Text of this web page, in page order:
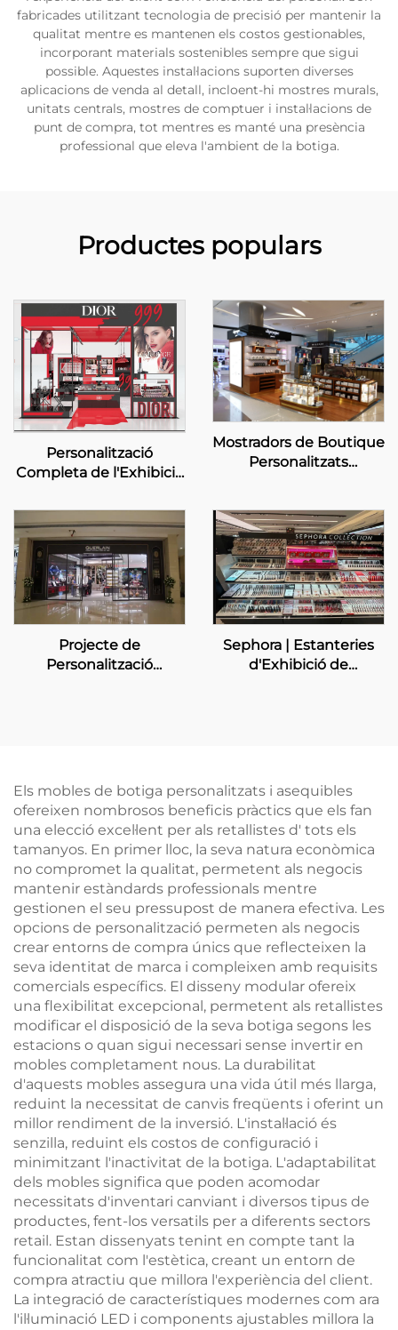
fabricades utilitzant tecnologia de precisió per mantenir la
qualitat mentre es mantenen els costos gestionables,
incorporant materials sostenibles sempre que sigui
possible. Aquestes instal·lacions suporten diverses
aplicacions de venda al detall, incloent-hi mostres murals,
unitats centrals, mostres de comptuer i instal·lacions de
punt de compra, tot mentres es manté una presència
professional que eleva l'ambient de la botiga.
Productes populars
Personalització
Completa de l'Exhibició
Botiga Emergent de
Bellesa Dior
Mostradors de Boutique
Personalitzats
Projecte de
Personalització
Sephora | Estanteries
d'Exhibició de
Els mobles de botiga personalitzats i asequibles
ofereixen nombrosos beneficis pràctics que els fan
una elecció excel·lent per als retallistes d' tots els
tamanyos. En primer lloc, la seva natura econòmica
no compromet la qualitat, permetent als negocis
mantenir estàndards professionals mentre
gestionen el seu pressupost de manera efectiva. Les
opcions de personalització permeten als negocis
crear entorns de compra únics que reflecteixen la
seva identitat de marca i compleixen amb requisits
comercials específics. El disseny modular ofereix
una flexibilitat excepcional, permetent als retallistes
modificar el disposició de la seva botiga segons les
estacions o quan sigui necessari sense invertir en
mobles completament nous. La durabilitat
d'aquests mobles assegura una vida útil més llarga,
reduint la necessitat de canvis freqüents i oferint un
millor rendiment de la inversió. L'instal·lació és
senzilla, reduint els costos de configuració i
minimitzant l'inactivitat de la botiga. L'adaptabilitat
dels mobles significa que poden acomodar
necessitats d'inventari canviant i diversos tipus de
productes, fent-los versatils per a diferents sectors
retail. Estan dissenyats tenint en compte tant la
funcionalitat com l'estètica, creant un entorn de
compra atractiu que millora l'experiència del client.
La integració de característiques modernes com ara
l'il·luminació LED i components ajustables millora la